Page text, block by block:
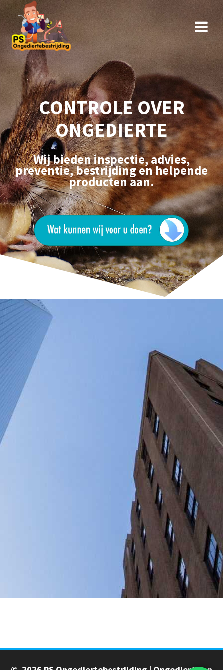
CONTROLE OVER
ONGEDIERTE
Wij bieden inspectie, advies,
preventie, bestrijding en helpende
producten aan.